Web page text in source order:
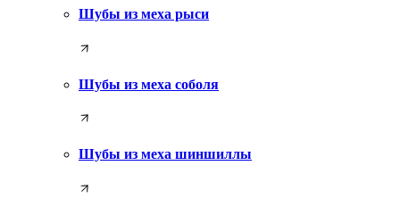
Шубы из меха рыси
Шубы из меха соболя
Шубы из меха шиншиллы